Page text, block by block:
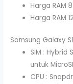
Harga RAM
Harga RAM
Samsung Galaxy
SIM : Hybrid
untuk
CPU :